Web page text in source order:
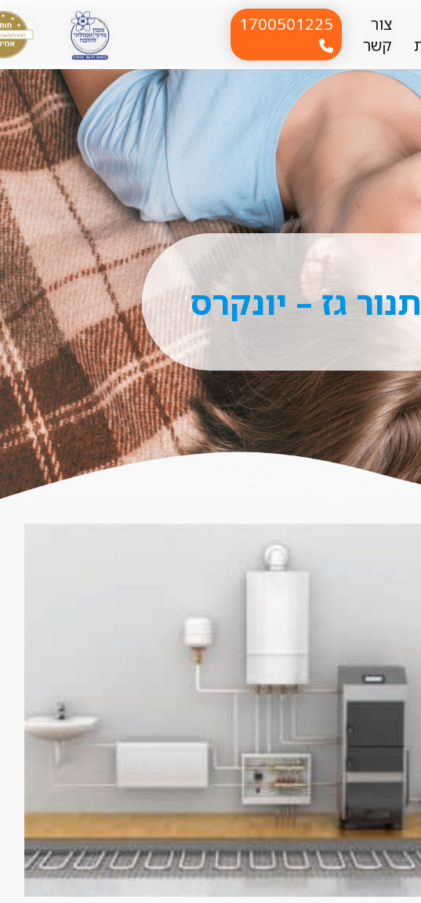
צור
קשר
1700501225
גז – יונקרס